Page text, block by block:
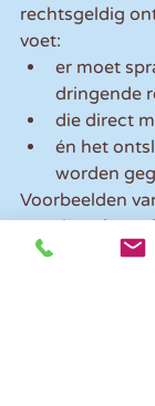
rechtsgeldig
voet:
er moet
dringende
die direct
én het
worden
Voorbeelden
voor jou als